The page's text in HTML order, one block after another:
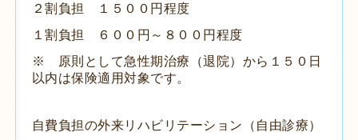
２割負担 １５００円程度
１割負担 ６００円～８００円程度
※ 原則として急性期治療（退院）から１５０日
以内は保険適用対象です。
自費負担の外来リハビリテーション（自由診療）